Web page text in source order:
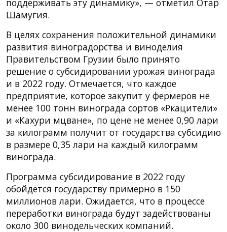
Шамугия.
В целях сохранения положительной динамики
развития виноградорства и виноделия
Правительством Грузии было принято
решение о субсидировании урожая винограда
и в 2022 году. Отмечается, что каждое
предприятие, которое закупит у фермеров не
менее 100 тонн винограда сортов «Ркацители»
и «Кахури мцване», по цене не менее 0,90 лари
за килограмм получит от государства субсидию
в размере 0,35 лари на каждый килограмм
винограда.
Программа субсидирование в 2022 году
обойдется государству примерно в 150
миллионов лари. Ожидается, что в процессе
переработки винограда будут задействованы
около 300 винодельческих компаний.